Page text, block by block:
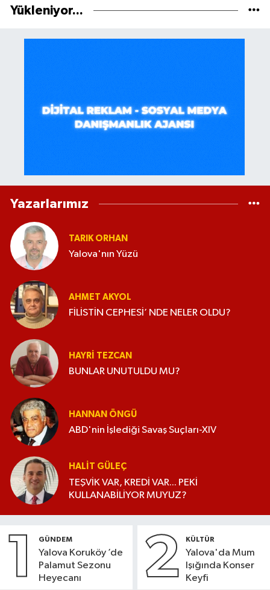
Yükleniyor...
Yazarlarımız
TARIK ORHAN
Yalova'nın Yüzü
AHMET AKYOL
FİLİSTİN CEPHESİ’ NDE NELER OLDU?
HAYRI TEZCAN
BUNLAR UNUTULDU MU?
HANNAN ÖNGÜ
ABD'nin İşlediği Savaş Suçları-XIV
HALIT GÜLEÇ
TEŞVİK VAR, KREDİ VAR... PEKİ
KULLANABİLİYOR MUYUZ?
1 GÜNDEM
Yalova Koruköy ’de
Palamut Sezonu
Heyecanı
2 KÜLTÜR
Yalova'da Mum
Işığında Konser
Keyfi